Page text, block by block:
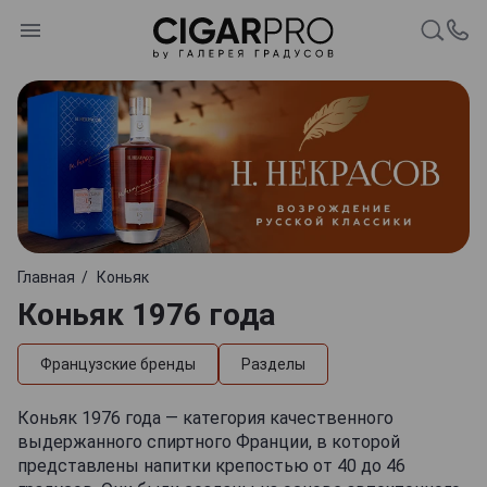
Главная Коньяк
Коньяк 1976 года
Французские бренды Разделы
Коньяк 1976 года — категория качественного
выдержанного спиртного Франции, в которой
представлены напитки крепостью от 40 до 46